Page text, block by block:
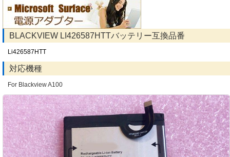
BLACKVIEW LI426587HTTバッテリー互換品番
Li426587HTT
対応機種
For Blackview A100